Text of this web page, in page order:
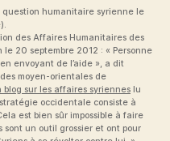
humanitaire syrienne le
des Affaires Humanitaires des
20 septembre 2012 : « Personne
envoyant de l’aide », a dit
moyen-orientales de
blog sur les affaires syriennes lu
occidentale consiste à
est bien sûr impossible à faire
sont un outil grossier et ont pour